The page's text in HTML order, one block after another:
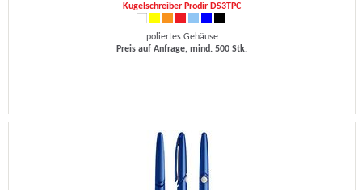
Kugelschreiber Prodir DS3TPC
poliertes Gehäuse
Preis auf Anfrage, mind. 500 Stk.